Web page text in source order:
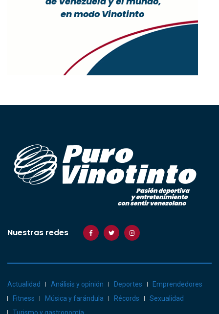
Nuestras redes
Actualidad Análisis y opinión Deportes
Emprendedores
Fitness
Música y farándula Récords
Sexualidad